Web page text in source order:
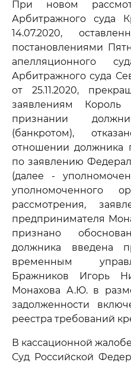
При новом
Арбитражного суда
14.07.2020,
постановлениями
апелляционного
Арбитражного суда
от 25.11.2020,
заявлениям
признании
(банкротом),
отношении должника
по заявлению
(далее -
уполномоченного
рассмотрения,
предпринимателя
признано
должника введена
временным
Бражников Игорь
Монахова А.Ю. в
задолженности
реестра требований
В кассационной
Суд Российской